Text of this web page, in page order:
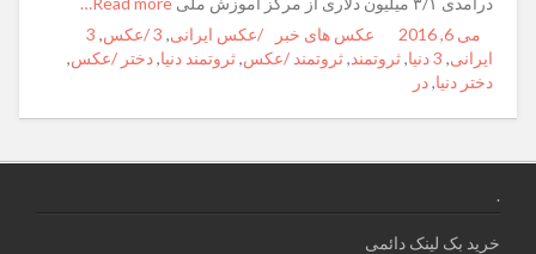
Posted
on
می 6, 2016 Author
Categories
عکس های خبر Tags
/عکس ایرانی, 3 /عکس ,
3
ایرانی, 3 دنیا ,ثروتمند,ثروتمند /عکس,ثروتمند دنیا,دختر /عکس,
دختر دنیا,در
.
خرید بک لینک دائمی